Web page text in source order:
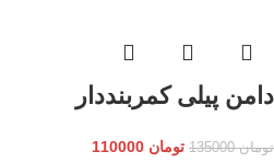
دامن پیلی کمربنددار
تومان135000 تومان